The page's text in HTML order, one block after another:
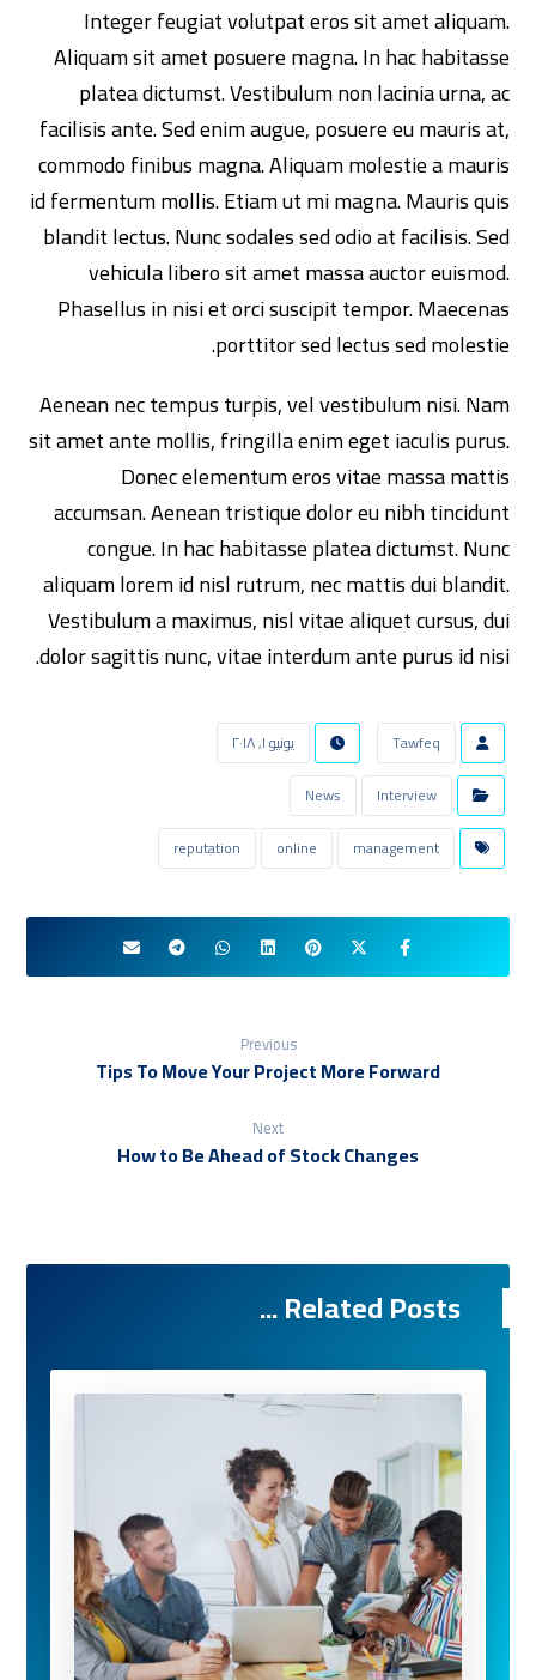
Integer feugiat volutpat eros sit amet aliquam.
Aliquam sit amet posuere magna. In hac habitasse
platea dictumst. Vestibulum non lacinia urna, ac
facilisis ante. Sed enim augue, posuere eu mauris at,
commodo finibus magna. Aliquam molestie a mauris
id fermentum mollis. Etiam ut mi magna. Mauris quis
blandit lectus. Nunc sodales sed odio at facilisis. Sed
vehicula libero sit amet massa auctor euismod.
Phasellus in nisi et orci suscipit tempor. Maecenas
porttitor sed lectus sed molestie.
Aenean nec tempus turpis, vel vestibulum nisi. Nam
sit amet ante mollis, fringilla enim eget iaculis purus.
Donec elementum eros vitae massa mattis
accumsan. Aenean tristique dolor eu nibh tincidunt
congue. In hac habitasse platea dictumst. Nunc
aliquam lorem id nisl rutrum, nec mattis dui blandit.
Vestibulum a maximus, nisl vitae aliquet cursus, dui
dolor sagittis nunc, vitae interdum ante purus id nisi.
Tawfeq
يونيو ١, ٢٠١٨
Interview
News
management
online
reputation
Previous
Tips To Move Your Project More Forward
Next
How to Be Ahead of Stock Changes
Related Posts ...